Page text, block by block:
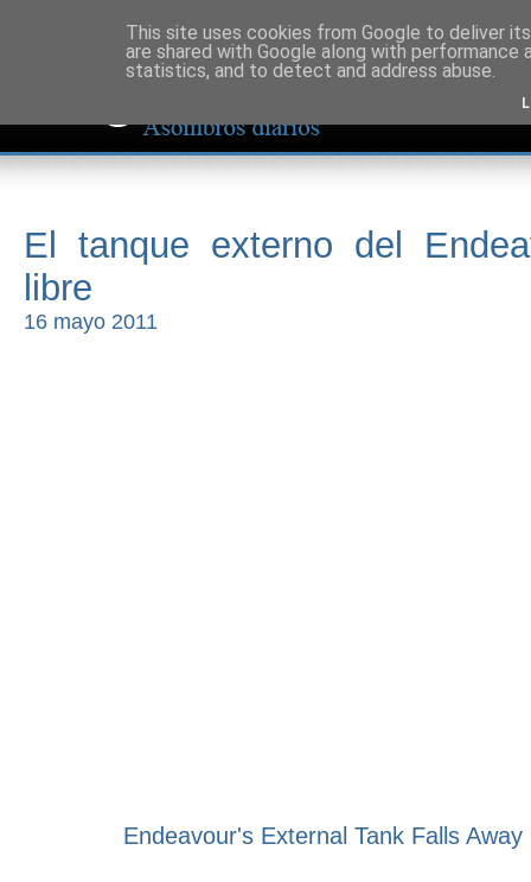
El tanque externo del
libre
16 mayo 2011
Endeavour's External Tank Falls
This site uses cookies from Google to deliver
are shared with Google along with
statistics, and to detect and address abuse.